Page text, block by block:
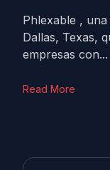
Phlexable ,
Dallas, Texas,
empresas con...
Read More